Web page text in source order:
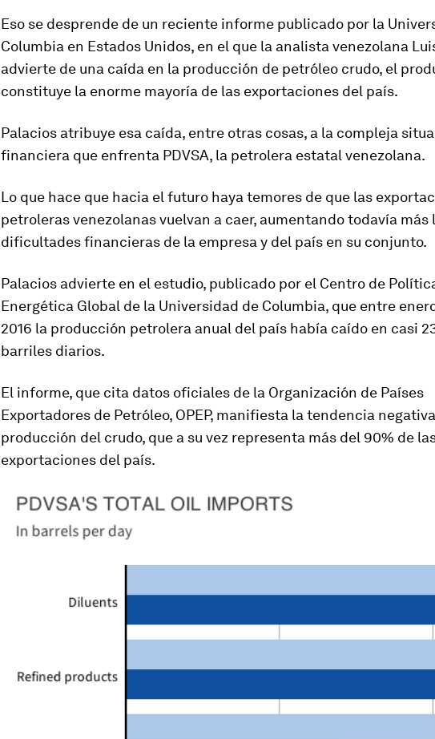
Eso se desprende de un reciente informe publicado por la
Columbia en Estados Unidos, en el que la analista venezolana
advierte de una caída en la producción de petróleo crudo, el
constituye la enorme mayoría de las exportaciones del país.
Palacios atribuye esa caída, entre otras cosas, a la compleja
financiera que enfrenta PDVSA, la petrolera estatal venezolana.
Lo que hace que hacia el futuro haya temores de que las
petroleras venezolanas vuelvan a caer, aumentando todavía más
dificultades financieras de la empresa y del país en su conjunto.
Palacios advierte en el estudio, publicado por el Centro de
Energética Global de la Universidad de Columbia, que entre
2016 la producción petrolera anual del país había caído en casi
barriles diarios.
El informe, que cita datos oficiales de la Organización de Países
Exportadores de Petróleo, OPEP, manifiesta la tendencia
producción del crudo, que a su vez representa más del 90% de
exportaciones del país.